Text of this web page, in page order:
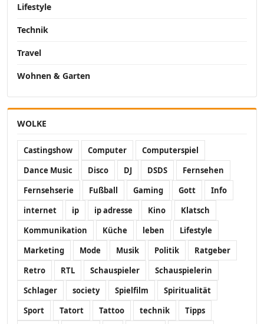
Lifestyle
Technik
Travel
Wohnen & Garten
WOLKE
Castingshow Computer
Computerspiel
Dance Music
Disco DJ DSDS
Fernsehen
Fernsehserie
Fußball Gaming Gott
Info
internet
ip ip adresse Kino
Klatsch
Kommunikation
Küche leben
Lifestyle
Marketing
Mode Musik Politik
Ratgeber
Retro
RTL Schauspieler
Schauspielerin
Schlager
society Spielfilm
Spiritualität
Sport
Tatort Tattoo technik
Tipps